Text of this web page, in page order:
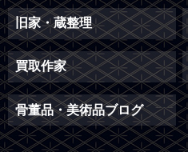
旧家・蔵整理
買取作家
骨董品・美術品ブログ